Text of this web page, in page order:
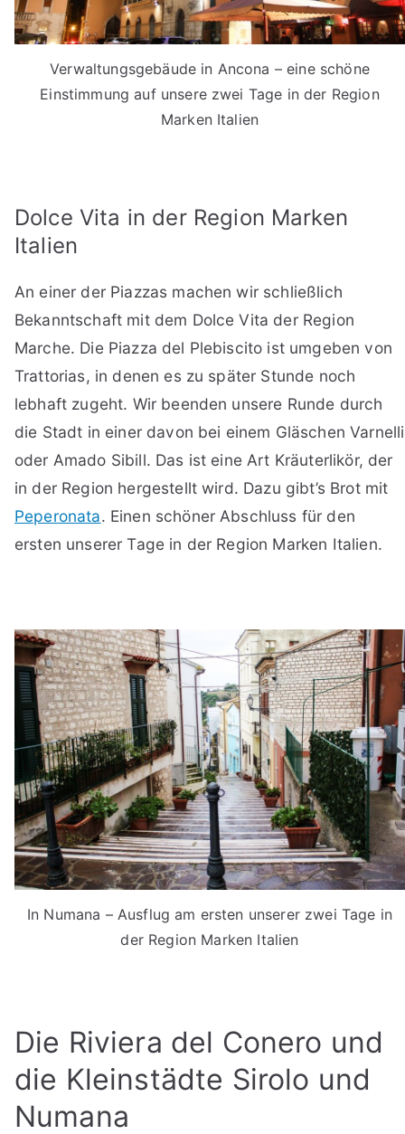
Verwaltungsgebäude in Ancona – eine schöne
Einstimmung auf unsere zwei Tage in der Region
Marken Italien
Dolce Vita in der Region Marken
Italien
An einer der Piazzas machen wir schließlich
Bekanntschaft mit dem Dolce Vita der Region
Marche. Die Piazza del Plebiscito ist umgeben von
Trattorias, in denen es zu später Stunde noch
lebhaft zugeht. Wir beenden unsere Runde durch
die Stadt in einer davon bei einem Gläschen Varnelli
oder Amado Sibill. Das ist eine Art Kräuterlikör, der
in der Region hergestellt wird. Dazu gibt’s Brot mit
Peperonata. Einen schöner Abschluss für den
ersten unserer Tage in der Region Marken Italien.
In Numana – Ausflug am ersten unserer zwei Tage in
der Region Marken Italien
Die Riviera del Conero und
die Kleinstädte Sirolo und
Numana